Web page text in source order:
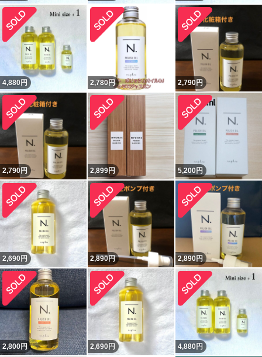
4,880円 2,780円 2,790円
2,790円 2,899円 5,200円
2,690円 2,890円 2,890円
2,800円 2,690円 4,880円